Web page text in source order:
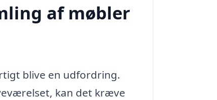
af møbler
blive en udfordring.
kan det kræve